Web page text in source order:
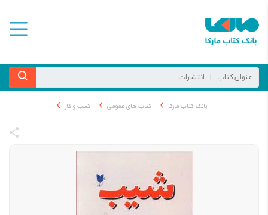
بانک کتاب مارکا کتاب های عمومی کسب و کار